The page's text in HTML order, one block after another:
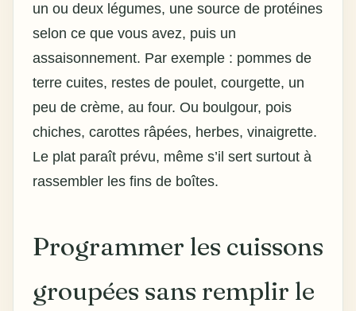
un ou deux légumes, une source de protéines
selon ce que vous avez, puis un
assaisonnement. Par exemple : pommes de
terre cuites, restes de poulet, courgette, un
peu de crème, au four. Ou boulgour, pois
chiches, carottes râpées, herbes, vinaigrette.
Le plat paraît prévu, même s’il sert surtout à
rassembler les fins de boîtes.
Programmer les cuissons
groupées sans remplir le